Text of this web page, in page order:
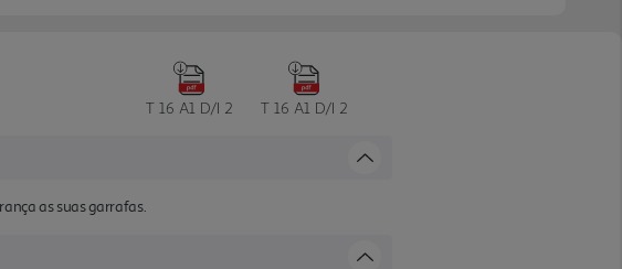
T 16 A1 D/I 2 T 16 A1 D/I 2
as suas garrafas.